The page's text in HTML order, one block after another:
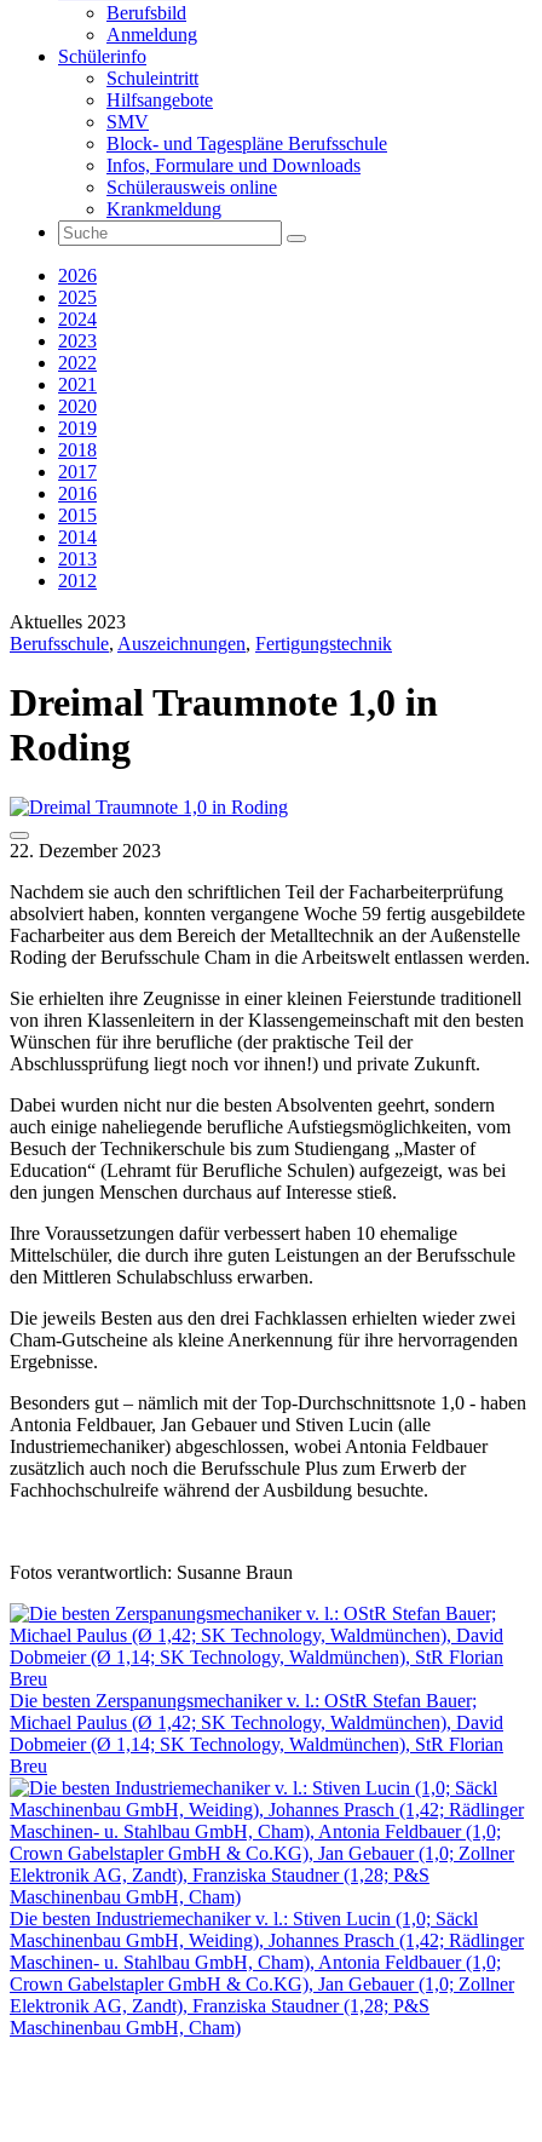
Berufsbild
Anmeldung
Schülerinfo
Schuleintritt
Hilfsangebote
SMV
Block- und Tagespläne Berufsschule
Infos, Formulare und Downloads
Schülerausweis online
Krankmeldung
2026
2025
2024
2023
2022
2021
2020
2019
2018
2017
2016
2015
2014
2013
2012
Aktuelles 2023
Berufsschule, Auszeichnungen, Fertigungstechnik
Dreimal Traumnote 1,0 in
Roding
22. Dezember 2023
Nachdem sie auch den schriftlichen Teil der Facharbeiterprüfung
absolviert haben, konnten vergangene Woche 59 fertig ausgebildete
Facharbeiter aus dem Bereich der Metalltechnik an der Außenstelle
Roding der Berufsschule Cham in die Arbeitswelt entlassen werden.
Sie erhielten ihre Zeugnisse in einer kleinen Feierstunde traditionell
von ihren Klassenleitern in der Klassengemeinschaft mit den besten
Wünschen für ihre berufliche (der praktische Teil der
Abschlussprüfung liegt noch vor ihnen!) und private Zukunft.
Dabei wurden nicht nur die besten Absolventen geehrt, sondern
auch einige naheliegende berufliche Aufstiegsmöglichkeiten, vom
Besuch der Technikerschule bis zum Studiengang „Master of
Education“ (Lehramt für Berufliche Schulen) aufgezeigt, was bei
den jungen Menschen durchaus auf Interesse stieß.
Ihre Voraussetzungen dafür verbessert haben 10 ehemalige
Mittelschüler, die durch ihre guten Leistungen an der Berufsschule
den Mittleren Schulabschluss erwarben.
Die jeweils Besten aus den drei Fachklassen erhielten wieder zwei
Cham-Gutscheine als kleine Anerkennung für ihre hervorragenden
Ergebnisse.
Besonders gut – nämlich mit der Top-Durchschnittsnote 1,0 - haben
Antonia Feldbauer, Jan Gebauer und Stiven Lucin (alle
Industriemechaniker) abgeschlossen, wobei Antonia Feldbauer
zusätzlich auch noch die Berufsschule Plus zum Erwerb der
Fachhochschulreife während der Ausbildung besuchte.
Fotos verantwortlich: Susanne Braun
Die besten Zerspanungsmechaniker v. l.: OStR Stefan Bauer;
Michael Paulus (Ø 1,42; SK Technology, Waldmünchen), David
Dobmeier (Ø 1,14; SK Technology, Waldmünchen), StR Florian
Breu
Die besten Industriemechaniker v. l.: Stiven Lucin (1,0; Säckl
Maschinenbau GmbH, Weiding), Johannes Prasch (1,42; Rädlinger
Maschinen- u. Stahlbau GmbH, Cham), Antonia Feldbauer (1,0;
Crown Gabelstapler GmbH & Co.KG), Jan Gebauer (1,0; Zollner
Elektronik AG, Zandt), Franziska Staudner (1,28; P&S
Maschinenbau GmbH, Cham)